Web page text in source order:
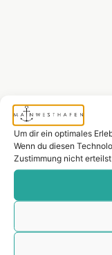
Um dir ein optimales
Wenn du diesen
Zustimmung nicht